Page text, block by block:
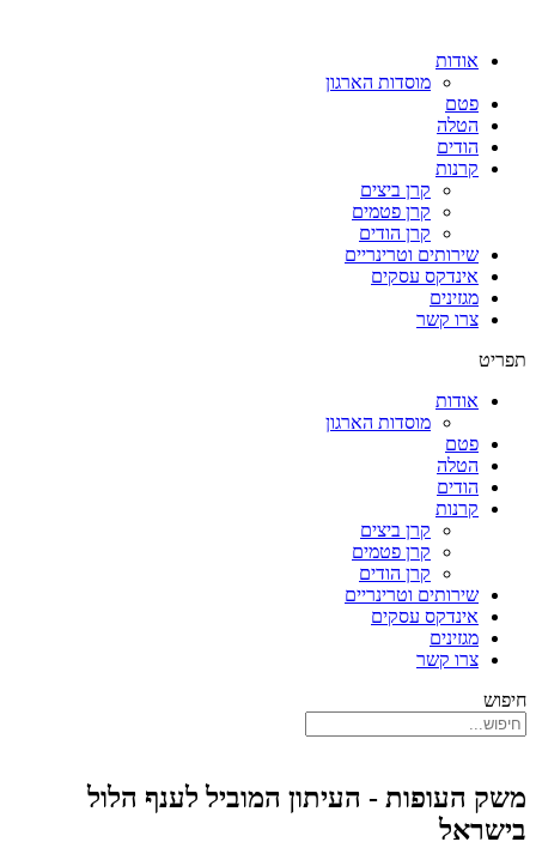
אודות
מוסדות הארגון
פטם
הטלה
הודים
קרנות
קרן ביצים
קרן פטמים
קרן הודים
שירותים וטרינריים
אינדקס עסקים
מגזינים
צרו קשר
תפריט
אודות
מוסדות הארגון
פטם
הטלה
הודים
קרנות
קרן ביצים
קרן פטמים
קרן הודים
שירותים וטרינריים
אינדקס עסקים
מגזינים
צרו קשר
חיפוש
משק העופות - העיתון המוביל לענף הלול
בישראל